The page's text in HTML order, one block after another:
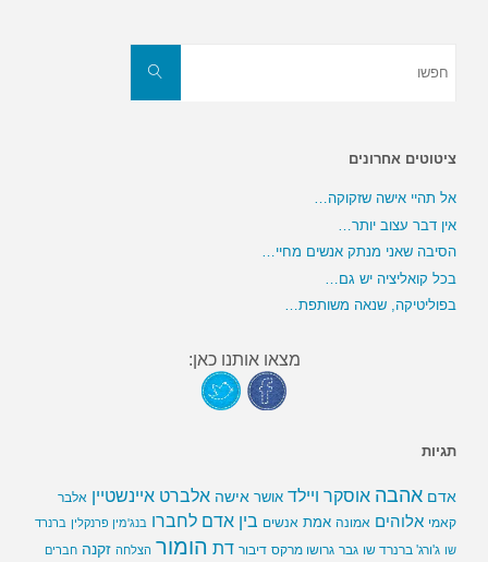
חפשו
ציטוטים אחרונים
אל תהיי אישה שזקוקה…
אין דבר עצוב יותר…
הסיבה שאני מנתק אנשים מחיי…
בכל קואליציה יש גם…
בפוליטיקה, שנאה משותפת…
מצאו אותנו כאן:
תגיות
אדם אהבה אוסקר ויילד אושר אישה אלברט איינשטיין אלבר
קאמי אלוהים אמונה אמת אנשים בין אדם לחברו בנג'מין פרנקלין ברנרד
שו ג'ורג' ברנרד שו גבר גרושו מרקס דיבור דת הומור הצלחה זקנה חברים